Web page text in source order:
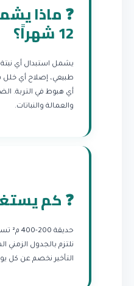
❓ ماذا
12 شهراً؟
يشمل استبدال أي
طبيعي، إصلاح أي خلل
أي هبوط في التربة.
والعمالة والنباتات.
❓ كم
نلتزم بالجدول الزمني
التأخير نخصم عن كل